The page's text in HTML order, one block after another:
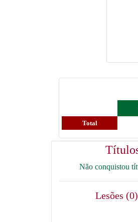
Total
Não conquistou
Lesões (0)